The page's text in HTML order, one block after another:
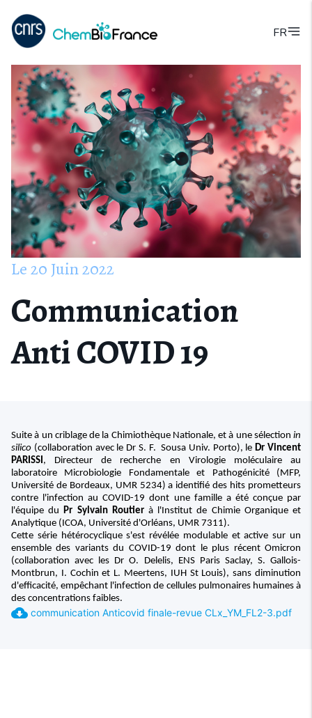
FR
Le20 Juin2022
Communication
Anti COVID 19
Suite à un criblage de la Chimiothèque Nationale, et à une sélection in
silico (collaboration avec le Dr S. F. Sousa Univ. Porto), le Dr Vincent
PARISSI , Directeur de recherche en Virologie moléculaire au
laboratoire Microbiologie Fondamentale et Pathogénicité (MFP,
Université de Bordeaux, UMR 5234) a identifié des hits prometteurs
contre l'infection au COVID-19 dont une famille a été conçue par
l'équipe du Pr Sylvain Routierà l'Institut de Chimie Organique et
Analytique (ICOA, Université d'Orléans, UMR 7311).
Cette série hétérocyclique s'est révélée modulable et active sur un
ensemble des variants du COVID-19 dont le plus récent Omicron
(collaboration avec les Dr O. Delelis, ENS Paris Saclay, S. Gallois-
Montbrun, I. Cochin et L. Meertens, IUH St Louis), sans diminution
d'efficacité, empêchant l'infection de cellules pulmonaires humaines à
des concentrations faibles.
cloud_download communication Anticovid finale-revue CLx_YM_FL2-3.pdf